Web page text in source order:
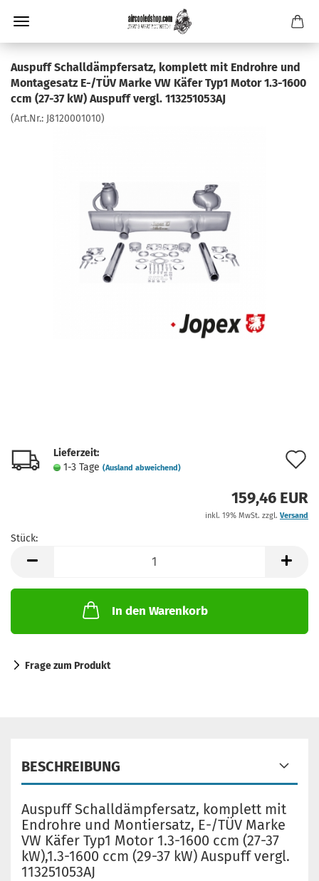
Auspuff Schalldämpfersatz, komplett mit Endrohre und
Montagesatz E-/TÜV Marke VW Käfer Typ1 Motor 1.3-1600
ccm (27-37 kW) Auspuff vergl. 113251053AJ
(Art.Nr.: J8120001010)
Lieferzeit:
1-3 Tage (Ausland abweichend)
159,46 EUR
inkl. 19% MwSt. zzgl. Versand
Stück:
In den Warenkorb
Frage zum Produkt
BESCHREIBUNG
Auspuff Schalldämpfersatz, komplett mit
Endrohre und Montiersatz, E-/TÜV Marke
VW Käfer Typ1 Motor 1.3-1600 ccm (27-37
kW),1.3-1600 ccm (29-37 kW) Auspuff vergl.
113251053AJ